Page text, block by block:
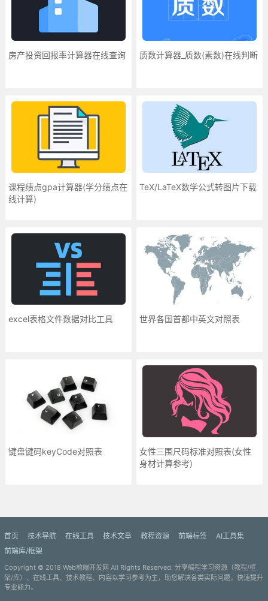
房产投资回报率计算器在线查询 质数计算器_质数(素数)在线判断
课程绩点gpa计算器(学分绩点在
线计算)
TeX/LaTeX数学公式转图片下载
excel表格文件数据对比工具 世界各国首都中英文对照表
键盘键码keyCode对照表
女性三围尺码标准对照表(女性
身材计算参考)
首页 技术导航 在线工具 技术文章 教程资源 前端标签
AI工具集
前端库/框架